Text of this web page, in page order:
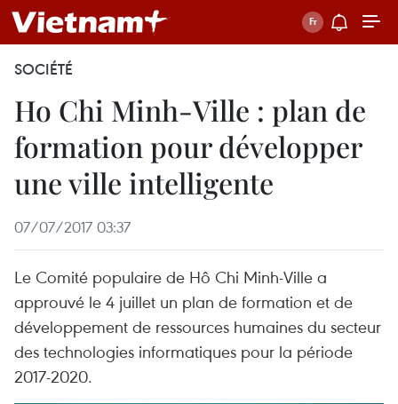
SOCIÉTÉ
Ho Chi Minh-Ville : plan de
formation pour développer
une ville intelligente
07/07/2017 03:37
Le Comité populaire de Hô Chi Minh-Ville a
approuvé le 4 juillet un plan de formation et de
développement de ressources humaines du secteur
des technologies informatiques pour la période
2017-2020.